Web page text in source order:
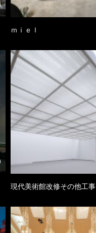
ｍｉｅｌ
現代美術館改修その他工事